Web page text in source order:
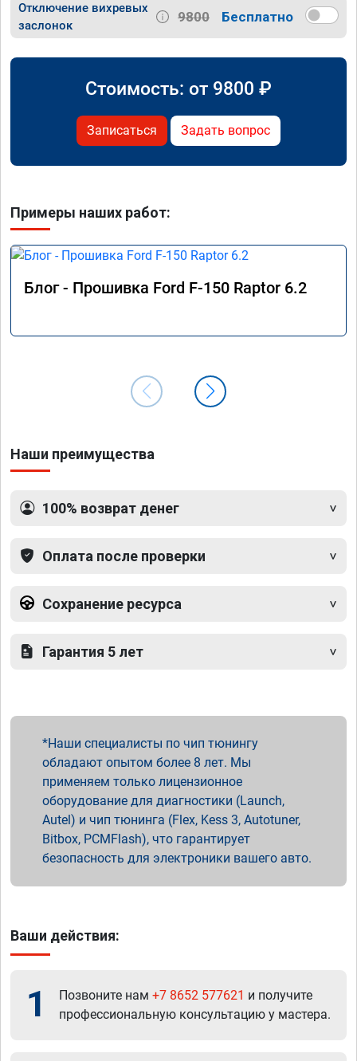
Отключение вихревых
заслонок
9800 Бесплатно
Стоимость: от 9800 ₽
Записаться Задать вопрос
Примеры наших работ:
Блог - Прошивка Ford F-150 Raptor 6.2
Наши преимущества
100% возврат денег
Оплата после проверки
Сохранение ресурса
Гарантия 5 лет
Наши специалисты по чип тюнингу
обладают опытом более 8 лет. Мы
применяем только лицензионное
оборудование для диагностики (Launch,
Autel) и чип тюнинга (Flex, Kess 3, Autotuner,
Bitbox, PCMFlash), что гарантирует
безопасность для электроники вашего авто.
Ваши действия:
1 Позвоните нам +7 8652 577621 и получите
профессиональную консультацию у мастера.